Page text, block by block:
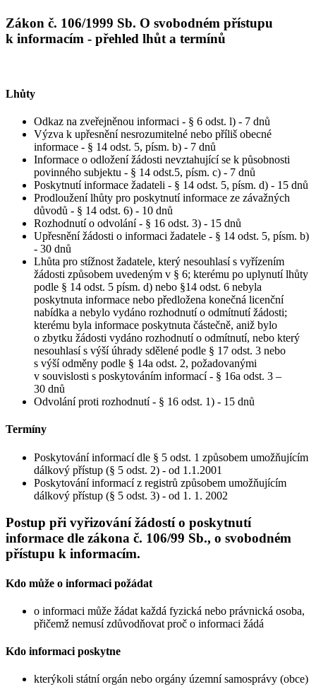
Zákon č. 106/1999 Sb. O svobodném přístupu
k informacím - přehled lhůt a termínů
Lhůty
Odkaz na zveřejněnou informaci - § 6 odst. l) - 7 dnů
Výzva k upřesnění nesrozumitelné nebo příliš obecné
informace - § 14 odst. 5, písm. b) - 7 dnů
Informace o odložení žádosti nevztahující se k působnosti
povinného subjektu - § 14 odst.5, písm. c) - 7 dnů
Poskytnutí informace žadateli - § 14 odst. 5, písm. d) - 15 dnů
Prodloužení lhůty pro poskytnutí informace ze závažných
důvodů - § 14 odst. 6) - 10 dnů
Rozhodnutí o odvolání - § 16 odst. 3) - 15 dnů
Upřesnění žádosti o informaci žadatele - § 14 odst. 5, písm. b)
- 30 dnů
Lhůta pro stížnost žadatele, který nesouhlasí s vyřízením
žádosti způsobem uvedeným v § 6; kterému po uplynutí lhůty
podle § 14 odst. 5 písm. d) nebo §14 odst. 6 nebyla
poskytnuta informace nebo předložena konečná licenční
nabídka a nebylo vydáno rozhodnutí o odmítnutí žádosti;
kterému byla informace poskytnuta částečně, aniž bylo
o zbytku žádosti vydáno rozhodnutí o odmítnutí, nebo který
nesouhlasí s výší úhrady sdělené podle § 17 odst. 3 nebo
s výší odměny podle § 14a odst. 2, požadovanými
v souvislosti s poskytováním informací - § 16a odst. 3 –
30 dnů
Odvolání proti rozhodnutí - § 16 odst. 1) - 15 dnů
Termíny
Poskytování informací dle § 5 odst. 1 způsobem umožňujícím
dálkový přístup (§ 5 odst. 2) - od 1.1.2001
Poskytování informací z registrů způsobem umožňujícím
dálkový přístup (§ 5 odst. 3) - od 1. 1. 2002
Postup při vyřizování žádostí o poskytnutí
informace dle zákona č. 106/99 Sb., o svobodném
přístupu k informacím.
Kdo může o informaci požádat
o informaci může žádat každá fyzická nebo právnická osoba,
přičemž nemusí zdůvodňovat proč o informaci žádá
Kdo informaci poskytne
kterýkoli státní orgán nebo orgány územní samosprávy (obce)